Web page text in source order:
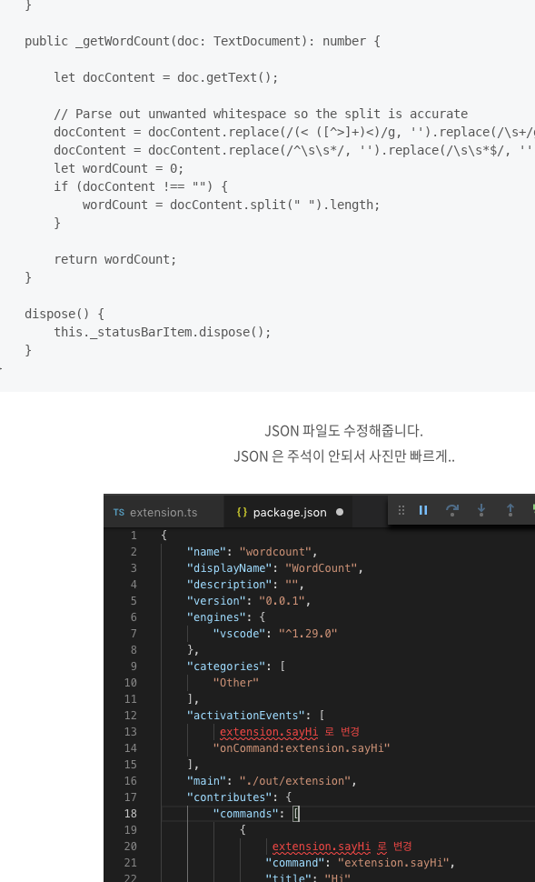
}
public _getWordCount(doc: TextDocument): number {
let docContent = doc.getText();
// Parse out unwanted whitespace so the split is accurate
docContent = docContent.replace(/(< ([^>]+)<)/g, '').replace(/\s+/
docContent = docContent.replace(/^\s\s*/, '').replace(/\s\s*$/,
let wordCount = 0;
if (docContent !== "") {
wordCount = docContent.split(" ").length;
}
return wordCount;
}
dispose() {
this._statusBarItem.dispose();
}
JSON 파일도 수정해줍니다.
JSON 은 주석이 안되서 사진만 빠르게..